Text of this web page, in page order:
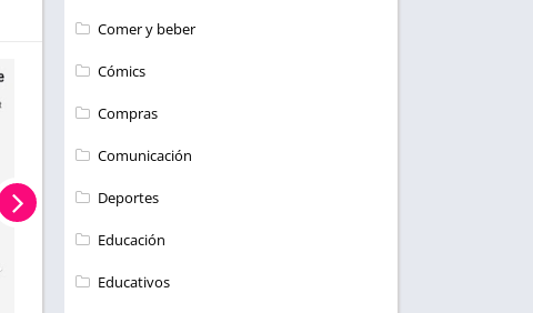
Comer y beber
Cómics
Compras
Comunicación
Deportes
Educación
Educativos